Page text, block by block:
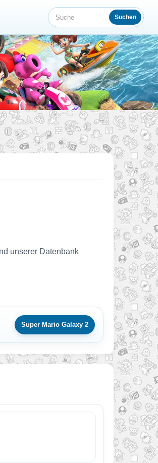
Suche Suchen
unserer Datenbank
Super Mario Galaxy 2